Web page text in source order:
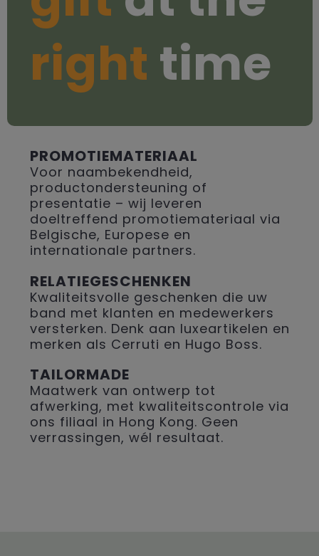
right time
PROMOTIEMATERIAAL
Voor naambekendheid,
productondersteuning of
presentatie – wij leveren
doeltreffend promotiemateriaal via
Belgische, Europese en
internationale partners.
RELATIEGESCHENKEN
Kwaliteitsvolle geschenken die uw
band met klanten en medewerkers
versterken. Denk aan luxeartikelen en
merken als Cerruti en Hugo Boss.
TAILORMADE
Maatwerk van ontwerp tot
afwerking, met kwaliteitscontrole via
ons filiaal in Hong Kong. Geen
verrassingen, wél resultaat.